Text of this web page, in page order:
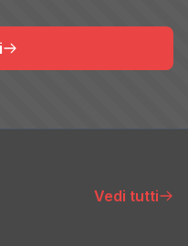
Vedi tutti